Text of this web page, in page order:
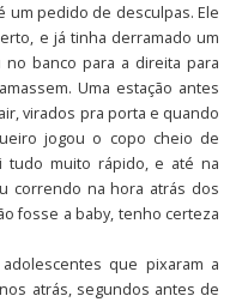
um pedido de desculpas. Ele
e já tinha derramado um
banco para a direita para
Uma estação antes
virados pra porta e quando
jogou o copo cheio de
tudo muito rápido, e até na
correndo na hora atrás dos
fosse a baby, tenho certeza
que pixaram a
atrás, segundos antes de